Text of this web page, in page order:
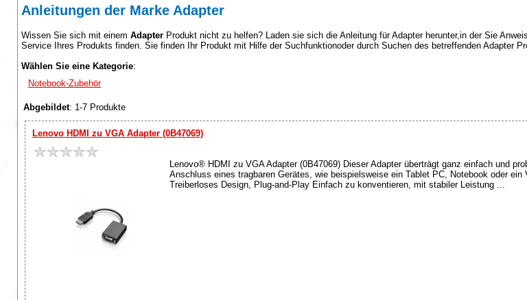
Anleitungen der Marke Adapter
Wissen Sie sich mit einem Adapter Produkt nicht zu helfen? Laden sie sich die Anleitung für Adapter herunter,in der Sie
Service Ihres Produkts finden. Sie finden Ihr Produkt mit Hilfe der Suchfunktionoder durch Suchen des betreffenden Adapter
Wählen Sie eine Kategorie:
Notebook-Zubehör
Abgebildet: 1-7 Produkte
Lenovo HDMI zu VGA Adapter (0B47069)
Lenovo® HDMI zu VGA Adapter (0B47069) Dieser Adapter überträgt ganz einfach und
Anschluss eines tragbaren Gerätes, wie beispielsweise ein Tablet PC, Notebook oder ein
Treiberloses Design, Plug-and-Play Einfach zu konventieren, mit stabiler Leistung ...